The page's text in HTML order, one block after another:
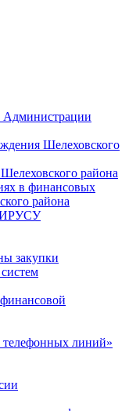
Администрации
Шелеховского
района
в финансовых
района
закупки
телефонных линий»